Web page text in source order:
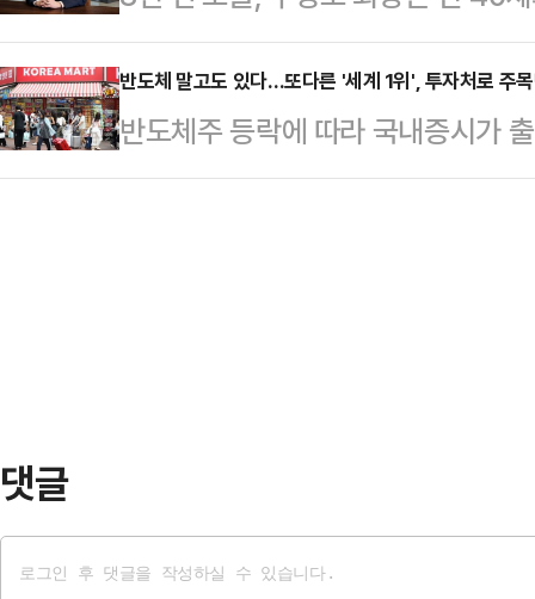
건물 옥상에서…
치권에 따르면, 국민의힘은 29일
에 나선다. 조정식 국회의장이 임의
통보한 것에 대해 대응 방안을 논의
사퇴론이 분…
구본무 선대회장이 별세한 지 40일
판에 "고객가치 창조, 인간 존중, 정
승해 발전시키고 변화가 필요한 부
를 남기는 것으로 시작했다.LG그
반도체 말고도 있다…또다른 '세계 1위', 투자처로 주
반도체주 등락에 따라 국내증시가
리오 쏠림 우려도 덩달아 커지고 있
댓글